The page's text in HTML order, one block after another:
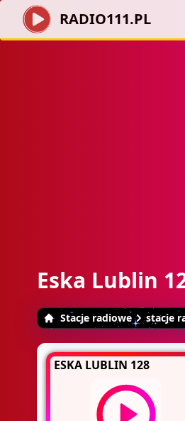
RADIO111.PL
Eska Lublin
Stacje radiowe stacje
ESKA LUBLIN 128